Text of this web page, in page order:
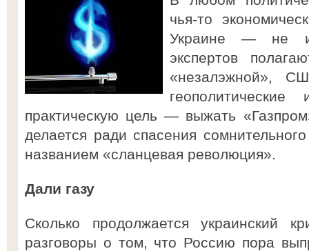
чья-то
Украине — не
экспертов
«незалэжной»,
практическую цель — выжать
делается ради спасения
названием «сланцевая революция».
Дали газу
Сколько продолжается украинский
разговоры о том, что Россию пора